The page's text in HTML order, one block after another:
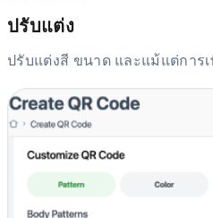
ปรับแต่ง
ปรับแต่งสี ขนาด และแม้แต่การ